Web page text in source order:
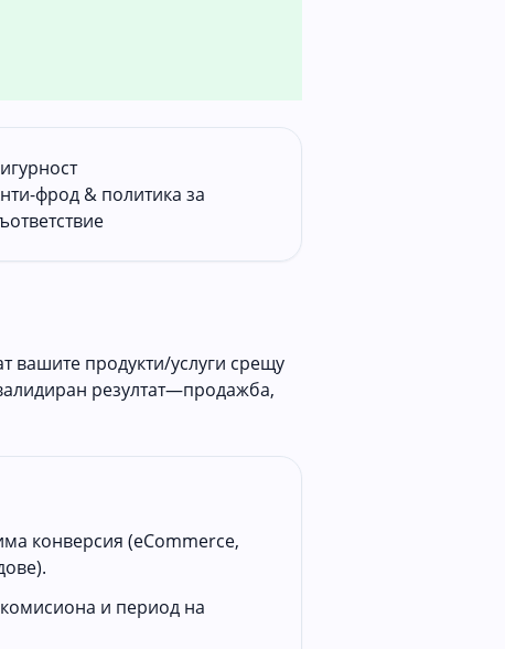
фрод & политика за
вашите продукти/услуги срещу
резултат—продажба,
конверсия (eCommerce,
и период на